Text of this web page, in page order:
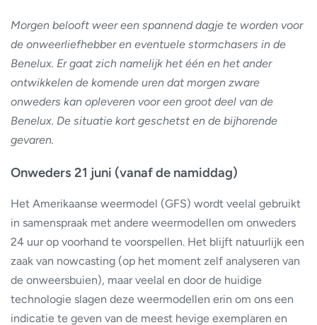
Morgen belooft weer een spannend dagje te worden voor
de onweerliefhebber en eventuele stormchasers in de
Benelux. Er gaat zich namelijk het één en het ander
ontwikkelen de komende uren dat morgen zware
onweders kan opleveren voor een groot deel van de
Benelux. De situatie kort geschetst en de bijhorende
gevaren.
Onweders 21 juni (vanaf de namiddag)
Het Amerikaanse weermodel (GFS) wordt veelal gebruikt
in samenspraak met andere weermodellen om onweders
24 uur op voorhand te voorspellen. Het blijft natuurlijk een
zaak van nowcasting (op het moment zelf analyseren van
de onweersbuien), maar veelal en door de huidige
technologie slagen deze weermodellen erin om ons een
indicatie te geven van de meest hevige exemplaren en